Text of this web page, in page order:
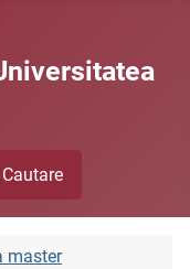
Cautare
master